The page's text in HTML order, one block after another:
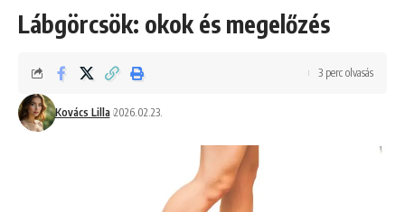
Lábgörcsök: okok és megelőzés
Kovács Lilla 2026.02.23.
3 perc olvasás